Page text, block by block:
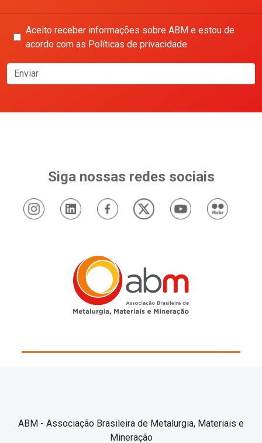
Aceito receber informações sobre ABM e estou de
acordo com as Políticas de privacidade
Enviar
Siga nossas redes sociais
ABM - Associação Brasileira de Metalurgia, Materiais e
Mineração